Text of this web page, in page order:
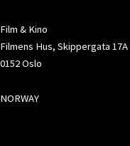
Film & Kino
Filmens Hus, Skippergata 17A
0152 Oslo
NORWAY